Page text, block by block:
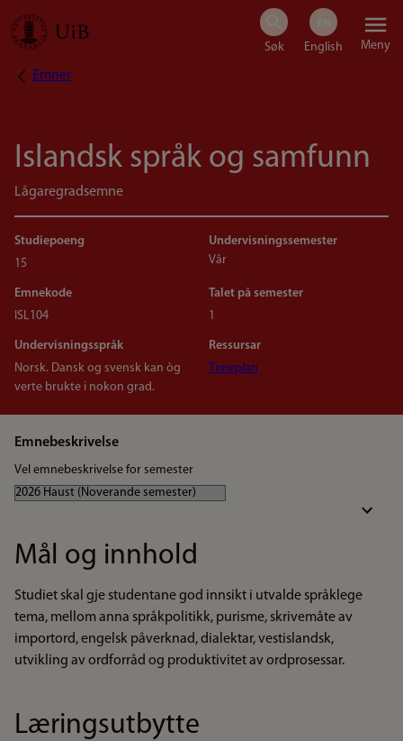
Hopp
Meny
Navigasjonssti
Emner
Islandsk språk og samfunn
Lågaregradsemne
Studiepoeng
15
Undervisningssemester
Vår
Emnekode
ISL104
Talet på semester
1
Undervisningsspråk
Norsk. Dansk og svensk kan òg
verte brukte i nokon grad.
Ressursar
Timeplan
Emnebeskrivelse
Vel emnebeskrivelse for semester
Mål og innhold
Studiet skal gje studentane god innsikt i utvalde språklege
tema, mellom anna språkpolitikk, purisme, skrivemåte av
importord, engelsk påverknad, dialektar, vestislandsk,
utvikling av ordforråd og produktivitet av ordprosessar.
Læringsutbytte